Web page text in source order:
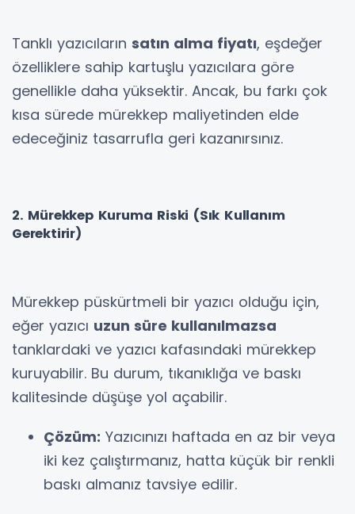
Tanklı yazıcıların satın alma fiyatı, eşdeğer
özelliklere sahip kartuşlu yazıcılara göre
genellikle daha yüksektir. Ancak, bu farkı çok
kısa sürede mürekkep maliyetinden elde
edeceğiniz tasarrufla geri kazanırsınız.
2. Mürekkep Kuruma Riski (Sık Kullanım
Gerektirir)
Mürekkep püskürtmeli bir yazıcı olduğu için,
eğer yazıcı uzun süre kullanılmazsa
tanklardaki ve yazıcı kafasındaki mürekkep
kuruyabilir. Bu durum, tıkanıklığa ve baskı
kalitesinde düşüşe yol açabilir.
Çözüm: Yazıcınızı haftada en az bir veya
iki kez çalıştırmanız, hatta küçük bir renkli
baskı almanız tavsiye edilir.